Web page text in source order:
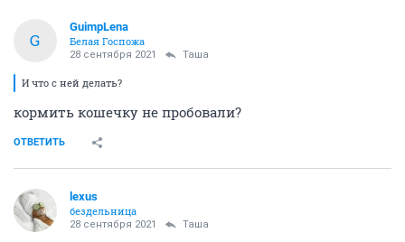
G
GuimpLena
Белая Госпожа
28 сентября 2021 Таша
И что с ней делать?
кормить кошечку не пробовали?
ОТВЕТИТЬ
lexus
бездельница
28 сентября 2021 Таша